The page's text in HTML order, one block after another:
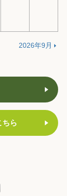
2026年9月
ちら